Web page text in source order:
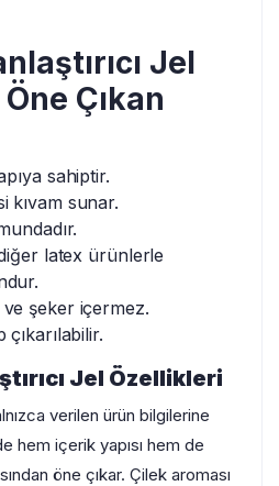
Jel
Çıkan
sahiptir.
kıvam sunar.
latex ürünlerle
şeker içermez.
çıkarılabilir.
Jel Özellikleri
verilen ürün bilgilerine
hem içerik yapısı hem de
öne çıkar. Çilek aroması